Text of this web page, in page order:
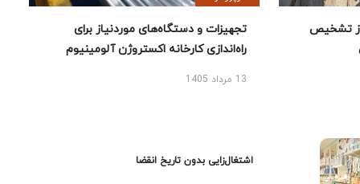
تشخیص
تجهیزات و دستگاه‌های موردنیاز برای
راه‌اندازی کارخانه اکستروژن آلومینیوم
13 مرداد 1405
اشتغال‌زایی بدون تاریخ انقضا